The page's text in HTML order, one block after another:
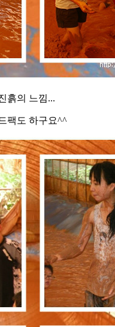
흙의 느낌...
팩도 하구요^^